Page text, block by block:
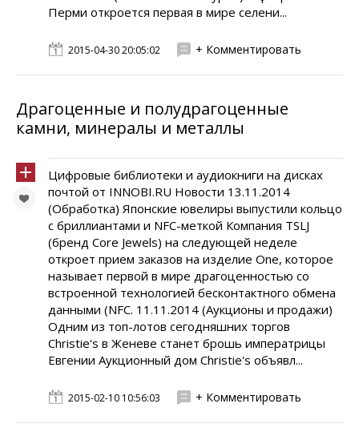
Перми откроется первая в мире селени...
2015-04-30 20:05:02 + Комментировать
Драгоценные и полудрагоценные
камни, минералы и металлы
Цифровые библиотеки и аудиокниги на дисках
почтой от INNOBI.RU Новости 13.11.2014
(Обработка) Японские ювелиры выпустили кольцо
с бриллиантами и NFC-меткой Компания TSLJ
(бренд Core Jewels) на следующей неделе
откроет прием заказов на изделие One, которое
называет первой в мире драгоценностью со
встроенной технологией бесконтактного обмена
данными (NFC. 11.11.2014 (Аукционы и продажи)
Одним из топ-лотов сегодняшних торгов
Christie's в Женеве станет брошь императрицы
Евгении Аукционный дом Christie's объявл...
2015-02-10 10:56:03 + Комментировать